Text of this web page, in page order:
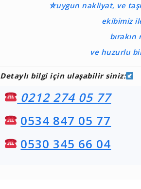
⛤uygun nakliyat, ve
ekibimiz
ve huzurlu
Detaylı bilgi için ulaşabilir siniz:
0212 274 05 77
0534 847 05 77
0530 345 66 04